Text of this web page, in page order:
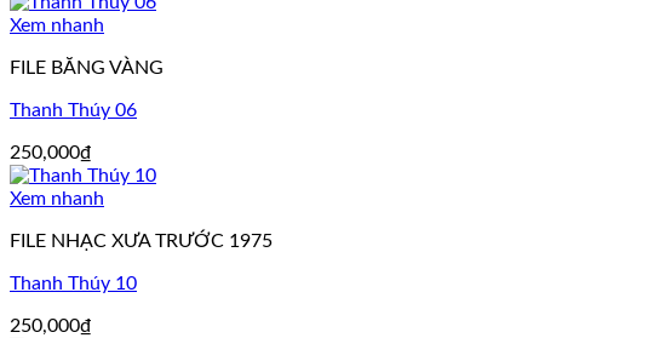
Xem nhanh
FILE BĂNG VÀNG
Thanh Thúy 06
250,000₫
Xem nhanh
FILE NHẠC XƯA TRƯỚC 1975
Thanh Thúy 10
250,000₫